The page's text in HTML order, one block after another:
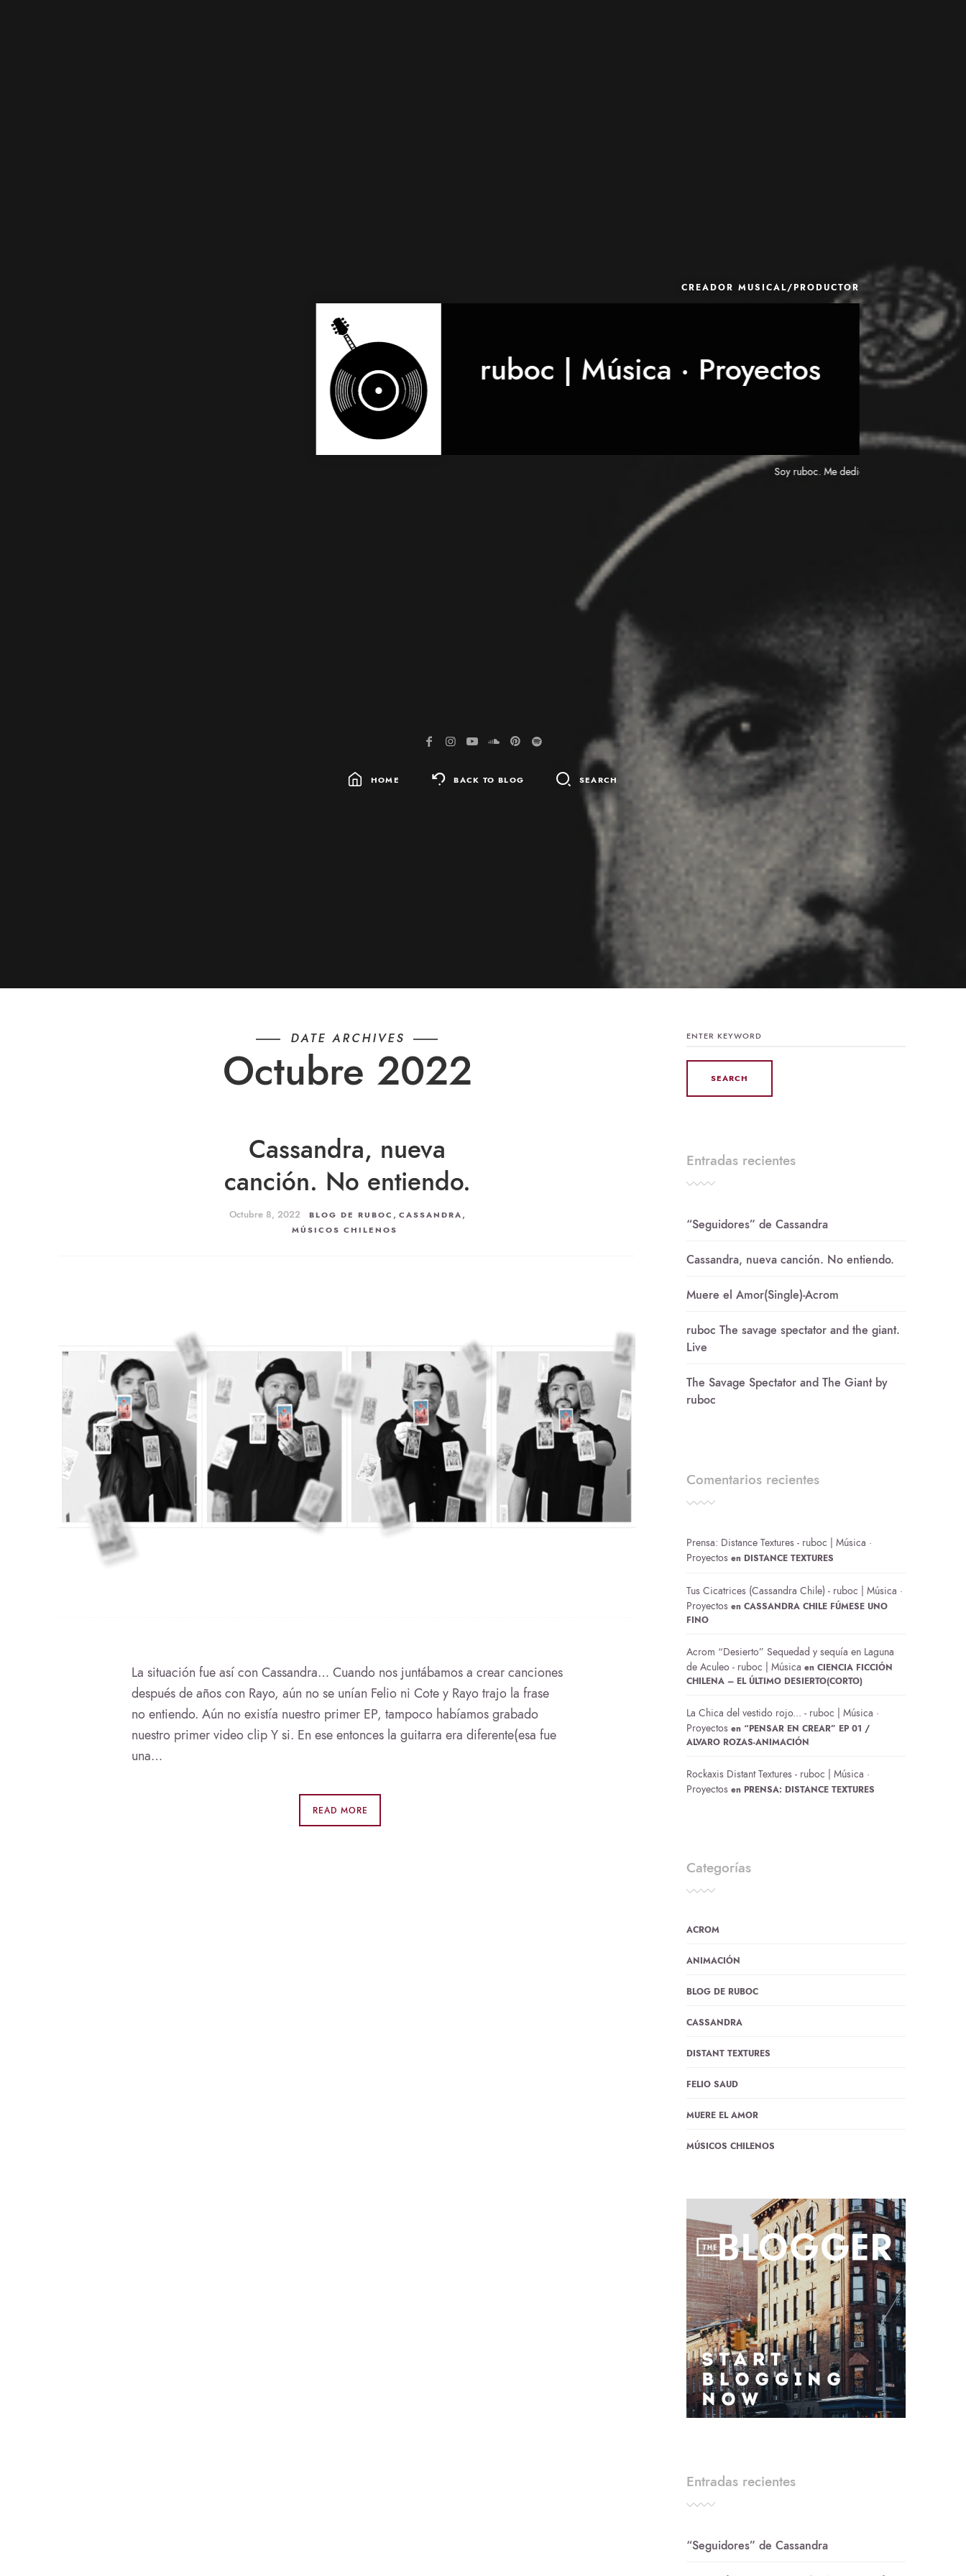
CREADOR MUSICAL/PRODUCTOR
Soy ruboc. Me dedico junto a otros artistas a
ruboc | Música · Proyectos
HOME BACK TO BLOG SEARCH
DATE ARCHIVES
Octubre 2022
Cassandra, nueva
canción. No entiendo.
Octubre 8, 2022 BLOG DE RUBOC ,CASSANDRA ,
MÚSICOS CHILENOS
La situación fue así con Cassandra… Cuando nos juntábamos a crear canciones
después de años con Rayo, aún no se unían Felio ni Cote y Rayo trajo la frase
no entiendo. Aún no existía nuestro primer EP, tampoco habíamos grabado
nuestro primer video clip Y si. En ese entonces la guitarra era diferente(esa fue
una…
READ MORE
FOR:
Entradas recientes
“Seguidores” de Cassandra
Cassandra, nueva canción. No entiendo.
Muere el Amor(Single)-Acrom
ruboc The savage spectator and the giant.
Live
The Savage Spectator and The Giant by
ruboc
Comentarios recientes
Prensa: Distance Textures - ruboc | Música ·
Proyectos en DISTANCE TEXTURES
Tus Cicatrices (Cassandra Chile) - ruboc | Música ·
Proyectos enCASSANDRA CHILE FÚMESE UNO
FINO
Acrom “Desierto” Sequedad y sequía en Laguna
de Aculeo - ruboc | Música enCIENCIA FICCIÓN
CHILENA – EL ÚLTIMO DESIERTO(CORTO)
La Chica del vestido rojo... - ruboc | Música ·
Proyectos en “PENSAR EN CREAR” EP 01 /
ALVARO ROZAS-ANIMACIÓN
Rockaxis Distant Textures - ruboc | Música ·
Proyectos en PRENSA: DISTANCE TEXTURES
Categorías
ACROM
ANIMACIÓN
BLOG DE RUBOC
CASSANDRA
DISTANT TEXTURES
FELIO SAUD
MUERE EL AMOR
MÚSICOS CHILENOS
Entradas recientes
“Seguidores” de Cassandra